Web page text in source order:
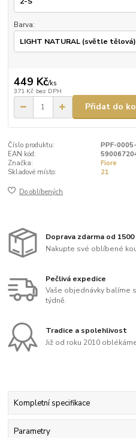
Barva:
449 Kč/ks
371 Kč bez DPH
Přidat do
Číslo produktu:
PPF-
EAN kód:
Značka:
Fiore
Skladové místo:
21
Do oblíbených
Doprava zdarma od 1500
Nakupte své oblíbené
Pečlivá expedice
Vaše objednávky balíme
týdně.
Tradice a spolehlivost
Již od roku 2010
Kompletní specifikace
Parametry